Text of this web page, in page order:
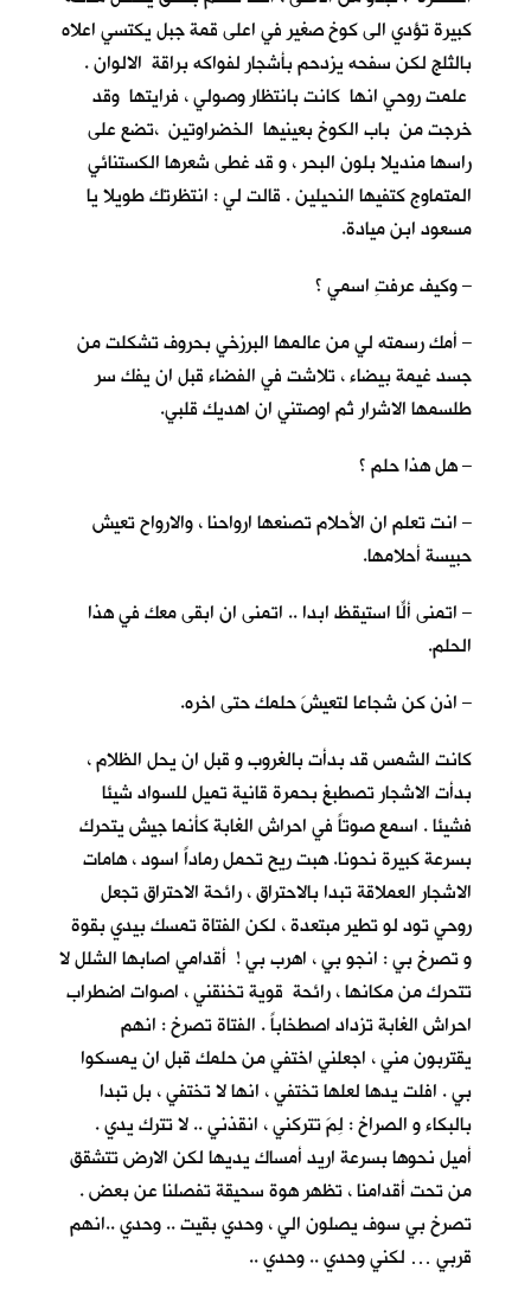
كبيرة تؤدي الى كوخ صغير في اعلى قمة جبل يكتسي اعلاه
بالثلج لكن سفحه يزدحم بأشجار لفواكه براقة الالوان .
علمت روحي انها كانت بانتظار وصولي ، فرايتها وقد
خرجت من باب الكوخ بعينيها الخضراوتين ،تضع على
راسها منديلا بلون البحر ، و قد غطى شعرها الكستنائي
المتماوج كتفيها النحيلين . قالت لي : انتظرتك طويلا يا
مسعود ابن ميادة.
– وكيف عرفتِ اسمي ؟
– أمك رسمته لي من عالمها البرزخي بحروف تشكلت من
جسد غيمة بيضاء ، تلاشت في الفضاء قبل ان يفك سر
طلسمها الاشرار ثم اوصتني ان اهديك قلبي.
– هل هذا حلم ؟
– انت تعلم ان الأحلام تصنعها ارواحنا ، والارواح تعيش
حبيسة أحلامها.
– اتمنى ألّا استيقظ ابدا .. اتمنى ان ابقى معكِ في هذا
الحلم.
– اذن كن شجاعا لتعيشَ حلمك حتى اخره.
كانت الشمس قد بدأت بالغروب و قبل ان يحل الظلام ،
بدأت الاشجار تصطبغ بحمرة قانية تميل للسواد شيئا
فشيئا . اسمع صوتاً في احراش الغابة كأنما جيش يتحرك
بسرعة كبيرة نحونا. هبت ريح تحمل رماداً اسود ، هامات
الاشجار العملاقة تبدا بالاحتراق ، رائحة الاحتراق تجعل
روحي تود لو تطير مبتعدة ، لكن الفتاة تمسك بيدي بقوة
و تصرخ بي : انجو بي ، اهرب بي ! أقدامي اصابها الشلل لا
تتحرك من مكانها ، رائحة قوية تخنقني ، اصوات اضطراب
احراش الغابة تزداد اصطخاباً . الفتاة تصرخ : انهم
يقتربون مني ، اجعلني اختفي من حلمك قبل ان يمسكوا
بي . افلت يدها لعلها تختفي ، انها لا تختفي ، بل تبدا
بالبكاء و الصراخ : لِمَ تتركني ، انقذني .. لا تترك يدي .
أميل نحوها بسرعة اريد أمساك يديها لكن الارض تتشقق
من تحت أقدامنا ، تظهر هوة سحيقة تفصلنا عن بعض .
تصرخ بي سوف يصلون الي ، وحدي بقيت .. وحدي ..انهم
قربي … لكني وحدي .. وحدي ..